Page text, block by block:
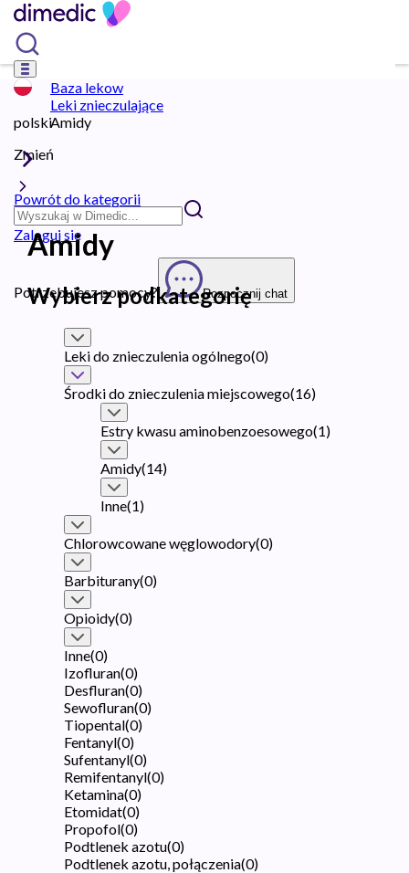
polski
Zmień
Zaloguj się
Potrzebujesz pomocy? Rozpocznij chat
Baza lekow
Leki znieczulające
Amidy
Powrót do kategorii
Amidy
Wybierz podkategorię
Leki do znieczulenia ogólnego(0)
Środki do znieczulenia miejscowego(16)
Estry kwasu aminobenzoesowego(1)
Amidy(14)
Inne(1)
Chlorowcowane węglowodory(0)
Barbiturany(0)
Opioidy(0)
Inne(0)
Izofluran(0)
Desfluran(0)
Sewofluran(0)
Tiopental(0)
Fentanyl(0)
Sufentanyl(0)
Remifentanyl(0)
Ketamina(0)
Etomidat(0)
Propofol(0)
Podtlenek azotu(0)
Podtlenek azotu, połączenia(0)